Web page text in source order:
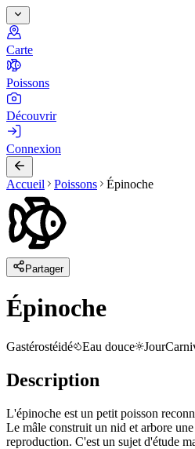
Carte
Poissons
Découvrir
Connexion
Accueil Poissons Épinoche
Partager
Épinoche
Gastérostéidé Eau douce Jour
Description
L'épinoche est un petit poisson
Le mâle construit un nid et arbore
reproduction. C'est un sujet d'étude